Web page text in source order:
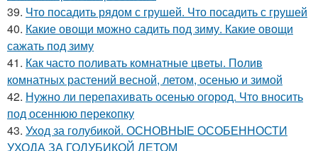
39. Что посадить рядом с грушей. Что посадить с грушей
40. Какие овощи можно садить под зиму. Какие овощи
сажать под зиму
41. Как часто поливать комнатные цветы. Полив
комнатных растений весной, летом, осенью и зимой
42. Нужно ли перепахивать осенью огород. Что вносить
под осеннюю перекопку
43. Уход за голубикой. ОСНОВНЫЕ ОСОБЕННОСТИ
УХОДА ЗА ГОЛУБИКОЙ ЛЕТОМ